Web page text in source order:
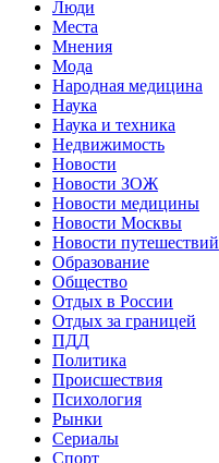
Люди
Места
Мнения
Мода
Народная медицина
Наука
Наука и техника
Недвижимость
Новости
Новости ЗОЖ
Новости медицины
Новости Москвы
Новости путешествий
Образование
Общество
Отдых в России
Отдых за границей
ПДД
Политика
Происшествия
Психология
Рынки
Сериалы
Спорт